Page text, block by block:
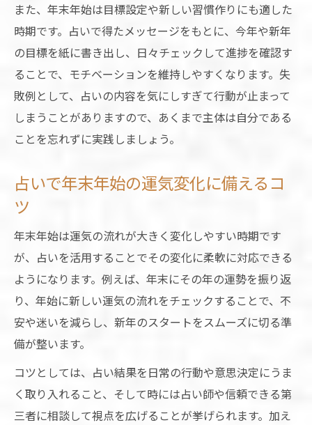
また、年末年始は目標設定や新しい習慣作りにも適した
時期です。占いで得たメッセージをもとに、今年や新年
の目標を紙に書き出し、日々チェックして進捗を確認す
ることで、モチベーションを維持しやすくなります。失
敗例として、占いの内容を気にしすぎて行動が止まって
しまうことがありますので、あくまで主体は自分である
ことを忘れずに実践しましょう。
占いで年末年始の運気変化に備えるコ
ツ
年末年始は運気の流れが大きく変化しやすい時期です
が、占いを活用することでその変化に柔軟に対応できる
ようになります。例えば、年末にその年の運勢を振り返
り、年始に新しい運気の流れをチェックすることで、不
安や迷いを減らし、新年のスタートをスムーズに切る準
備が整います。
コツとしては、占い結果を日常の行動や意思決定にうま
く取り入れること、そして時には占い師や信頼できる第
三者に相談して視点を広げることが挙げられます。加え